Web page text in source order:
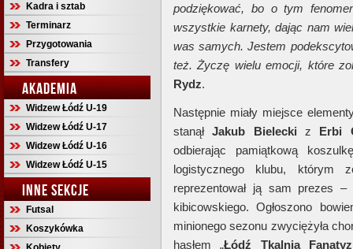
Kadra i sztab
Terminarz
Przygotowania
Transfery
AKADEMIA
Widzew Łódź U-19
Widzew Łódź U-17
Widzew Łódź U-16
Widzew Łódź U-15
INNE SEKCJE
Futsal
Koszykówka
podziękować, bo o tym
wszystkie karnety, dając nam
was samych. Jestem
też. Życzę wielu emocji, które
Rydz.
Następnie miały miejsce
stanąłJakub Bielecki z Erbi
odbierając pamiątkową
logistycznego klubu, którym
reprezentował ją sam prezes –
kibicowskiego. Ogłoszono
minionego sezonu zwyciężyła
hasłem „Łódź Tkalnią